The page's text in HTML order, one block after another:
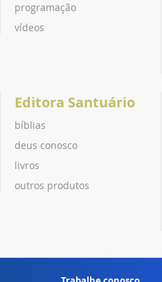
programação
vídeos
Editora Santuário
bíblias
deus conosco
livros
outros produtos